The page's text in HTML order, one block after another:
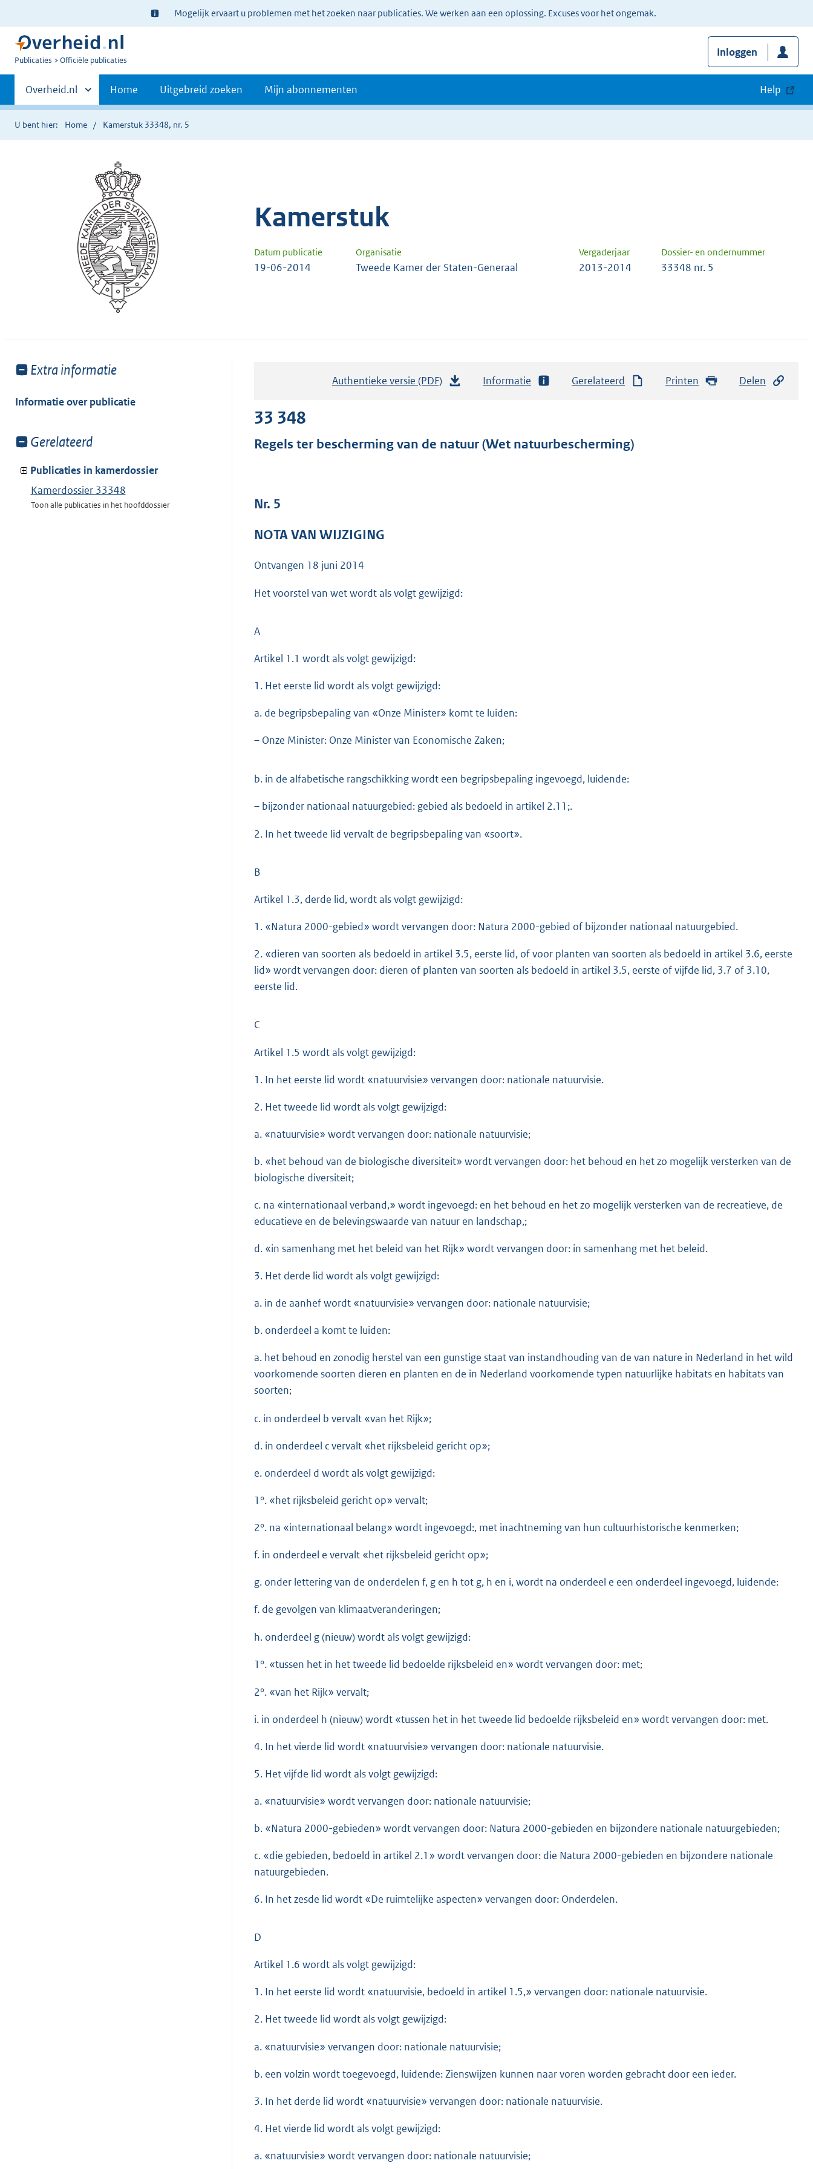
Ter
informatie:
Mogelijk ervaart u problemen met het zoeken naar publicaties. We werken aan een oplossing. Excuses voor het ongemak.
U
Publicaties Officiële publicaties
Inloggen
Primaire
navigatie
Andere
sites
binnen
Overheid.nl Home Uitgebreid zoeken Mijn abonnementen Help
U bent hier: Home Kamerstuk 33348, nr. 5
Kamerstuk
Datum publicatie Organisatie Vergaderjaar Dossier- en ondernummer
19-06-2014 Tweede Kamer der Staten-Generaal 2013-2014 33348 nr. 5
Toon
van:
Extra informatie
Informatie over publicatie
Toon
van:
Gerelateerd
Publicaties in kamerdossier
Kamerdossier 33348
Toon alle publicaties in het hoofddossier
Authentieke versie (PDF)
a
t
Informatie Gerelateerd Printen Delen
33 348
Regels ter bescherming van de natuur (Wet natuurbescherming)
Nr. 5
NOTA VAN WIJZIGING
Ontvangen 18 juni 2014
Het voorstel van wet wordt als volgt gewijzigd:
A
Artikel 1.1 wordt als volgt gewijzigd:
1. Het eerste lid wordt als volgt gewijzigd:
a. de begripsbepaling van «Onze Minister» komt te luiden:
– Onze Minister: Onze Minister van Economische Zaken;
b. in de alfabetische rangschikking wordt een begripsbepaling ingevoegd, luidende:
– bijzonder nationaal natuurgebied: gebied als bedoeld in artikel 2.11;.
2. In het tweede lid vervalt de begripsbepaling van «soort».
B
Artikel 1.3, derde lid, wordt als volgt gewijzigd:
1. «Natura 2000-gebied» wordt vervangen door: Natura 2000-gebied of bijzonder nationaal natuurgebied.
2. «dieren van soorten als bedoeld in artikel 3.5, eerste lid, of voor planten van soorten als bedoeld in artikel 3.6, eerste
lid» wordt vervangen door: dieren of planten van soorten als bedoeld in artikel 3.5, eerste of vijfde lid, 3.7 of 3.10,
eerste lid.
C
Artikel 1.5 wordt als volgt gewijzigd:
1. In het eerste lid wordt «natuurvisie» vervangen door: nationale natuurvisie.
2. Het tweede lid wordt als volgt gewijzigd:
a. «natuurvisie» wordt vervangen door: nationale natuurvisie;
b. «het behoud van de biologische diversiteit» wordt vervangen door: het behoud en het zo mogelijk versterken van de
biologische diversiteit;
c. na «internationaal verband,» wordt ingevoegd: en het behoud en het zo mogelijk versterken van de recreatieve, de
educatieve en de belevingswaarde van natuur en landschap,;
d. «in samenhang met het beleid van het Rijk» wordt vervangen door: in samenhang met het beleid.
3. Het derde lid wordt als volgt gewijzigd:
a. in de aanhef wordt «natuurvisie» vervangen door: nationale natuurvisie;
b. onderdeel a komt te luiden:
a. het behoud en zonodig herstel van een gunstige staat van instandhouding van de van nature in Nederland in het wild
voorkomende soorten dieren en planten en de in Nederland voorkomende typen natuurlijke habitats en habitats van
soorten;
c. in onderdeel b vervalt «van het Rijk»;
d. in onderdeel c vervalt «het rijksbeleid gericht op»;
e. onderdeel d wordt als volgt gewijzigd:
1°. «het rijksbeleid gericht op» vervalt;
2°. na «internationaal belang» wordt ingevoegd:, met inachtneming van hun cultuurhistorische kenmerken;
f. in onderdeel e vervalt «het rijksbeleid gericht op»;
g. onder lettering van de onderdelen f, g en h tot g, h en i, wordt na onderdeel e een onderdeel ingevoegd, luidende:
f. de gevolgen van klimaatveranderingen;
h. onderdeel g (nieuw) wordt als volgt gewijzigd:
1°. «tussen het in het tweede lid bedoelde rijksbeleid en» wordt vervangen door: met;
2°. «van het Rijk» vervalt;
i. in onderdeel h (nieuw) wordt «tussen het in het tweede lid bedoelde rijksbeleid en» wordt vervangen door: met.
4. In het vierde lid wordt «natuurvisie» vervangen door: nationale natuurvisie.
5. Het vijfde lid wordt als volgt gewijzigd:
a. «natuurvisie» wordt vervangen door: nationale natuurvisie;
b. «Natura 2000-gebieden» wordt vervangen door: Natura 2000-gebieden en bijzondere nationale natuurgebieden;
c. «die gebieden, bedoeld in artikel 2.1» wordt vervangen door: die Natura 2000-gebieden en bijzondere nationale
natuurgebieden.
6. In het zesde lid wordt «De ruimtelijke aspecten» vervangen door: Onderdelen.
D
Artikel 1.6 wordt als volgt gewijzigd:
1. In het eerste lid wordt «natuurvisie, bedoeld in artikel 1.5,» vervangen door: nationale natuurvisie.
2. Het tweede lid wordt als volgt gewijzigd:
a. «natuurvisie» vervangen door: nationale natuurvisie;
b. een volzin wordt toegevoegd, luidende: Zienswijzen kunnen naar voren worden gebracht door een ieder.
3. In het derde lid wordt «natuurvisie» vervangen door: nationale natuurvisie.
4. Het vierde lid wordt als volgt gewijzigd:
a. «natuurvisie» wordt vervangen door: nationale natuurvisie;